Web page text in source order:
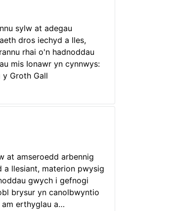
sylw at adegau
dros iechyd a lles,
rhai o'n hadnoddau
mis Ionawr yn cynnwys:
Groth Gall
at amseroedd arbennig
llesiant, materion pwysig
gwych i gefnogi
brysur yn canolbwyntio
erthyglau a…